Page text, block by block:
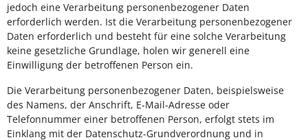
jedoch eine Verarbeitung personenbezogener Daten
erforderlich werden. Ist die Verarbeitung personenbezogener
Daten erforderlich und besteht für eine solche Verarbeitung
keine gesetzliche Grundlage, holen wir generell eine
Einwilligung der betroffenen Person ein.
Die Verarbeitung personenbezogener Daten, beispielsweise
des Namens, der Anschrift, E-Mail-Adresse oder
Telefonnummer einer betroffenen Person, erfolgt stets im
Einklang mit der Datenschutz-Grundverordnung und in